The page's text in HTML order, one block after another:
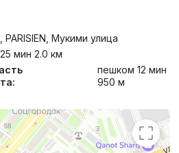
PARISIEN, Мукими улица
мин 2.0 км
пешком 12 мин
950 м